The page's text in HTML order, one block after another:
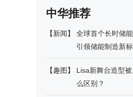
中华推荐
【新闻】
全球首个长时储
引领储能制造新
【趣图 】
Lisa新舞台造型
么区别？